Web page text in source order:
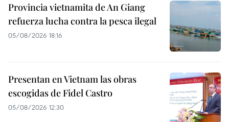
Provincia vietnamita de An Giang
refuerza lucha contra la pesca ilegal
05/08/2026 18:16
Presentan en Vietnam las obras
escogidas de Fidel Castro
05/08/2026 12:30